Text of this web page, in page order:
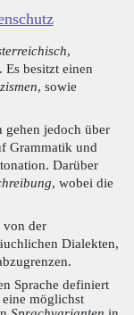
,
Es besitzt einen
, sowie
gehen jedoch über
Grammatik und
Darüber
, wobei die
von der
Dialekten,
Sprache definiert
möglichst